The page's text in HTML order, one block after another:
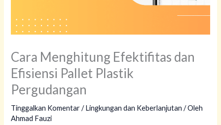
Cara Menghitung Efektifitas dan
Efisiensi Pallet Plastik
Pergudangan
Tinggalkan Komentar / Lingkungan dan Keberlanjutan / Oleh
Ahmad Fauzi